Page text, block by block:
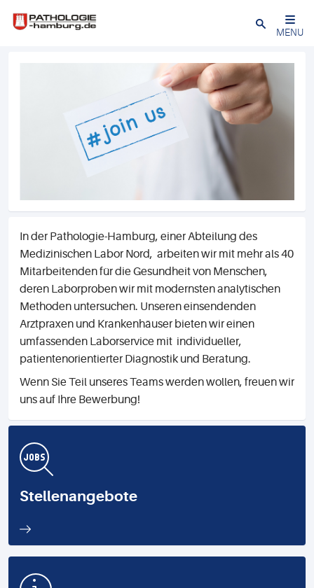
Close
MENU
In der Pathologie-Hamburg, einer Abteilung des
Medizinischen Labor Nord, arbeiten wir mit mehr als 40
Mitarbeitenden für die Gesundheit von Menschen,
deren Laborproben wir mit modernsten analytischen
Methoden untersuchen. Unseren einsendenden
Arztpraxen und Krankenhäuser bieten wir einen
umfassenden Laborservice mit individueller,
patientenorientierter Diagnostik und Beratung.
Wenn Sie Teil unseres Teams werden wollen, freuen wir
uns auf Ihre Bewerbung!
Stellenangebote